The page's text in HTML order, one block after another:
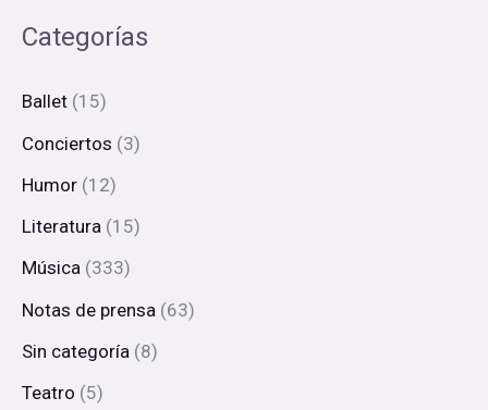
Categorías
Ballet (15)
Conciertos (3)
Humor (12)
Literatura (15)
Música (333)
Notas de prensa (63)
Sin categoría (8)
Teatro (5)